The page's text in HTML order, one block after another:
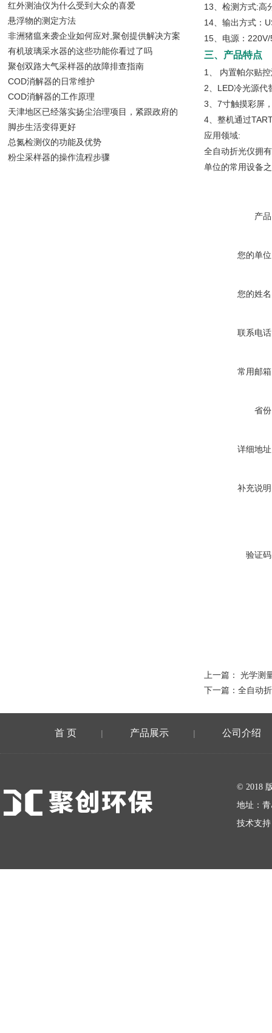
13、检测方式:高
14、输出方式：
15、电源：
三、产品特点
1、 内置帕尔贴
2、LED冷光源
3、7寸触摸彩屏
4、整机通过
应用领域:
全自动折光仪拥
单位的常用设备
产
您的单
您的姓
联系电
常用邮
省
详细地
补充说
验证
上一篇： 光学测
下一篇： 全自动
红外测油仪为什么受到大众的喜爱
悬浮物的测定方法
非洲猪瘟来袭企业如何应对,聚创提供解决方案
有机玻璃采水器的这些功能你看过了吗
聚创双路大气采样器的故障排查指南
COD消解器的日常维护
COD消解器的工作原理
天津地区已经落实扬尘治理项目，紧跟政府的
脚步生活变得更好
总氮检测仪的功能及优势
粉尘采样器的操作流程步骤
首 页 | 产品展示 | 公司介绍
© 2018
地址：
技术支